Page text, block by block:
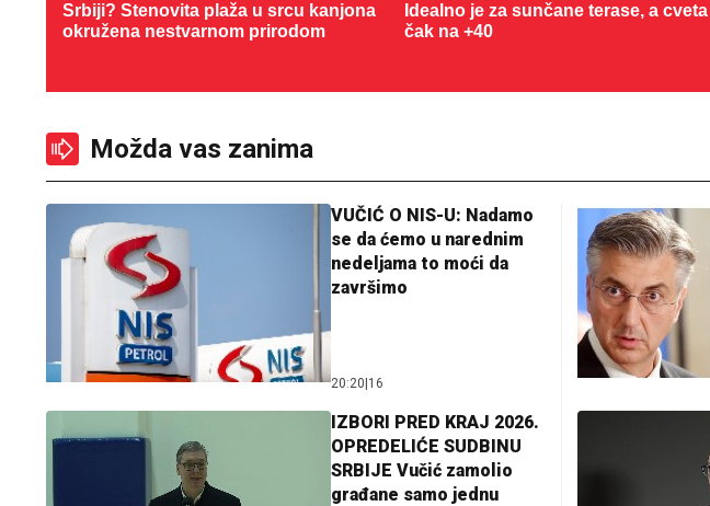
Srbiji? Stenovita plaža u srcu kanjona
okružena nestvarnom prirodom
Idealno je za sunčane terase, a cveta
čak na +40
Možda vas zanima
VUČIĆ O NIS-U: Nadamo
se da ćemo u narednim
nedeljama to moći da
završimo
20:20 16
IZBORI PRED KRAJ 2026.
OPREDELIĆE SUDBINU
SRBIJE Vučić zamolio
građane samo jednu